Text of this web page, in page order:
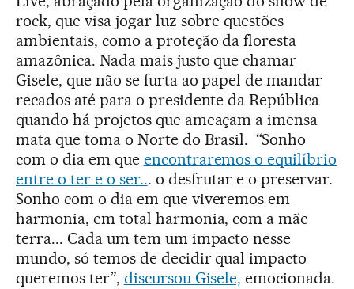
rock, que visa jogar luz sobre questões
ambientais, como a proteção da floresta
amazônica. Nada mais justo que chamar
Gisele, que não se furta ao papel de mandar
recados até para o presidente da República
quando há projetos que ameaçam a imensa
mata que toma o Norte do Brasil. “Sonho
com o dia em que encontraremos o equilíbrio
entre o ter e o ser... o desfrutar e o preservar.
Sonho com o dia em que viveremos em
harmonia, em total harmonia, com a mãe
terra... Cada um tem um impacto nesse
mundo, só temos de decidir qual impacto
queremos ter”, discursou Gisele, emocionada.